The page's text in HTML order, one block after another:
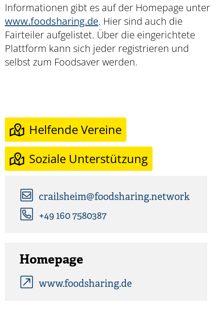
Informationen gibt es auf der Homepage unter
www.foodsharing.de. Hier sind auch die
Fairteiler aufgelistet. Über die eingerichtete
Plattform kann sich jeder registrieren und
selbst zum Foodsaver werden.
Helfende Vereine
Soziale Unterstützung
crailsheim@foodsharing.network
+49 160 7580387
Homepage
www.foodsharing.de